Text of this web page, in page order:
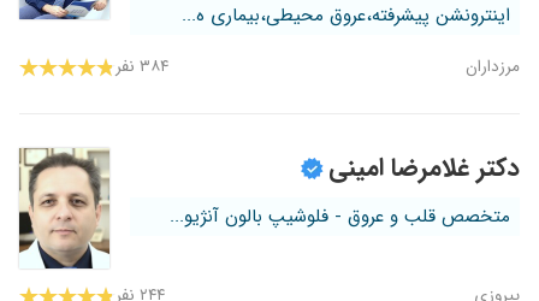
اینترونشن پیشرفته،عروق محیطی،بیماری ه...
مرزداران ۳۸۴ نفر
دکتر غلامرضا امینی
متخصص قلب و عروق - فلوشیپ بالون آنژیو...
پیروزی ۲۴۴ نفر